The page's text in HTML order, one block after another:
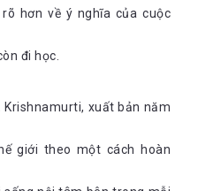
hơn về ý nghĩa của cuộc
đi học.
Krishnamurti, xuất bản năm
giới theo một cách hoàn